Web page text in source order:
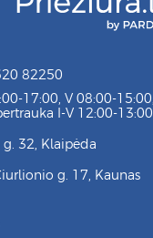
82250
17:00, V 08:00-15:00,
I-V 12:00-13:00
g. 32, Klaipėda
g. 17, Kaunas